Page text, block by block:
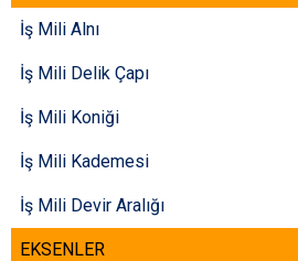
İş Mili Alnı
İş Mili Delik Çapı
İş Mili Koniği
İş Mili Kademesi
İş Mili Devir Aralığı
EKSENLER